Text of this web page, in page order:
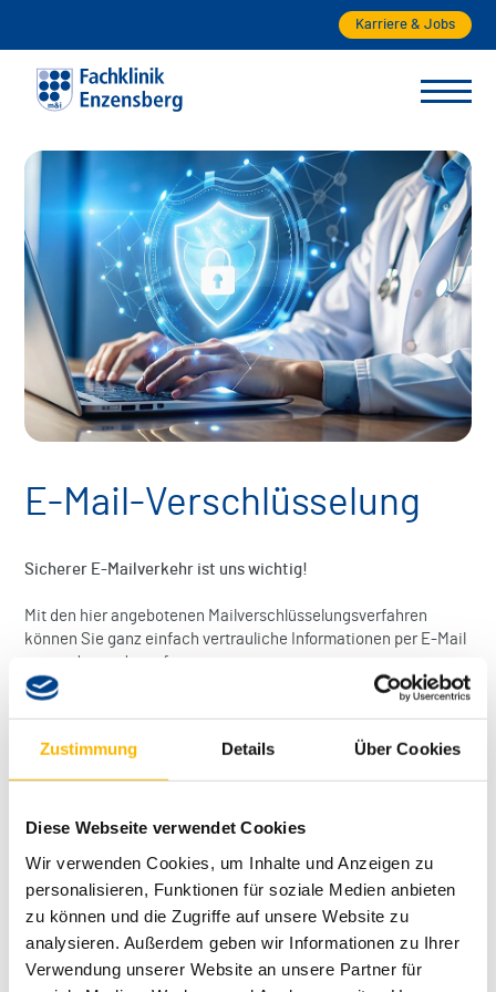
Zustimmung Details Über Cookies
Diese Webseite verwendet Cookies
Wir verwenden Cookies, um Inhalte und Anzeigen zu
personalisieren, Funktionen für soziale Medien anbieten
zu können und die Zugriffe auf unsere Website zu
analysieren. Außerdem geben wir Informationen zu Ihrer
Verwendung unserer Website an unsere Partner für
Karriere & Jobs
E-Mail-Verschlüsselung
Sicherer E-Mailverkehr ist uns wichtig!
Mit den hier angebotenen Mailverschlüsselungsverfahren
können Sie ganz einfach vertrauliche Informationen per E-Mail
versenden und empfangen.
Zertifikate für jeden Standort der Klinikgruppe Enzensberg
enthalten.
Folgende Verfahren stehen zur Verfügung:
S/MIME
PGP
Sie können die Zertifikate
direktHIERherunterladen.